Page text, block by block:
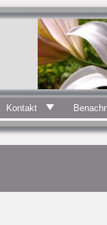
Kontakt